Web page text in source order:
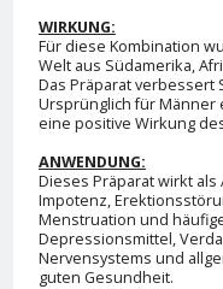
WIRKUNG:
Für diese Kombination
Welt aus Südamerika,
Das Präparat verbessert
Ursprünglich für Männer
eine positive Wirkung
ANWENDUNG:
Dieses Präparat wirkt
Impotenz,
Menstruation und
Depressionsmittel,
Nervensystems und
guten Gesundheit.